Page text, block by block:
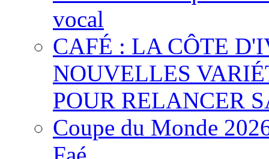
vocal
CAFÉ : LA CÔTE
NOUVELLES
POUR RELANCER
Coupe du Monde